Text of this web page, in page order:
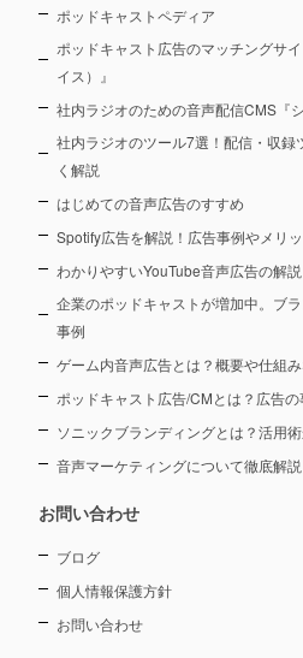
ポッドキャストペディア
ポッドキャスト広告のマッチングサ
イス）』
社内ラジオのための音声配信CMS『
社内ラジオのツール7選！配信・収録
く解説
はじめての音声広告のすすめ
Spotify広告を解説！広告事例やメリ
わかりやすいYouTube音声広告の解説
企業のポッドキャストが増加中。ブ
事例
ゲーム内音声広告とは？概要や仕組
ポッドキャスト広告/CMとは？広告
ソニックブランディングとは？活用
音声マーケティングについて徹底解説
お問い合わせ
ブログ
個人情報保護方針
お問い合わせ